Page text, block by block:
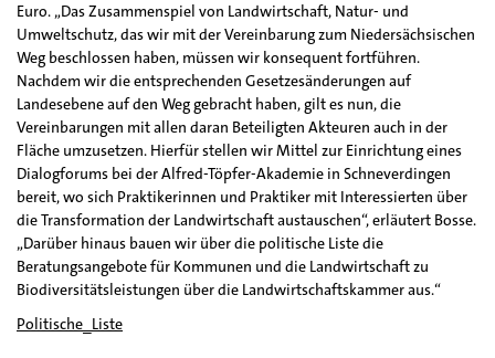
Euro. „Das Zusammenspiel von Landwirtschaft, Natur- und
Umweltschutz, das wir mit der Vereinbarung zum Niedersächsischen
Weg beschlossen haben, müssen wir konsequent fortführen.
Nachdem wir die entsprechenden Gesetzesänderungen auf
Landesebene auf den Weg gebracht haben, gilt es nun, die
Vereinbarungen mit allen daran Beteiligten Akteuren auch in der
Fläche umzusetzen. Hierfür stellen wir Mittel zur Einrichtung eines
Dialogforums bei der Alfred-Töpfer-Akademie in Schneverdingen
bereit, wo sich Praktikerinnen und Praktiker mit Interessierten über
die Transformation der Landwirtschaft austauschen“, erläutert Bosse.
„Darüber hinaus bauen wir über die politische Liste die
Beratungsangebote für Kommunen und die Landwirtschaft zu
Biodiversitätsleistungen über die Landwirtschaftskammer aus.“
Politische_Liste